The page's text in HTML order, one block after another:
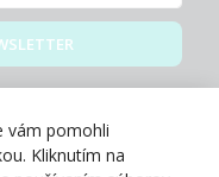
vám pomohli
Kliknutím na